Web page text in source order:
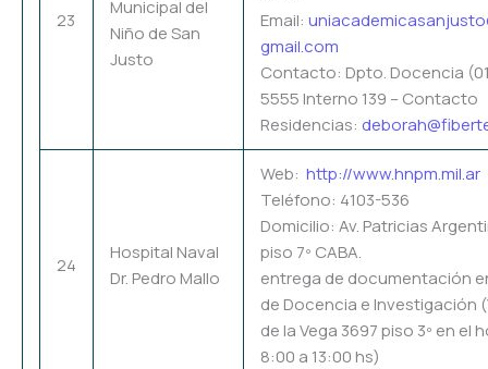
23
Municipal del
Niño de San
Justo
Email:
gmail.com
Contacto: Dpto. Docencia
5555 Interno 139 – Contacto
Residencias:
24
Hospital Naval
Dr. Pedro Mallo
Web: http://www.hnpm.mil.ar
Teléfono: 4103-536
Domicilio: Av. Patricias
piso 7º CABA.
entrega de documentación
de Docencia e Investigación
de la Vega 3697 piso 3º en el
8:00 a 13:00 hs)